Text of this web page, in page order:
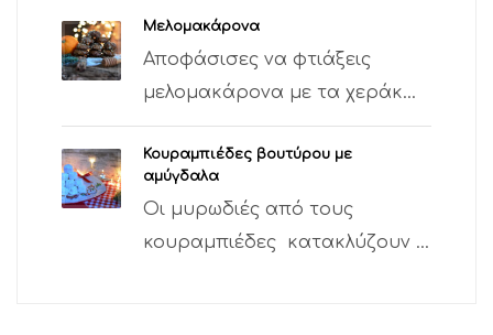
Μελομακάρονα
Αποφάσισες να φτιάξεις
μελομακάρονα με τα χεράκ...
Κουραμπιέδες βουτύρου με
αμύγδαλα
Οι μυρωδιές από τους
κουραμπιέδες κατακλύζουν ...